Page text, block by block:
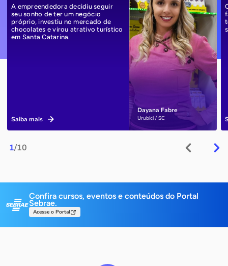
1/10
Dayana Fabre
Urubici / SC
A empreendedora decidiu seguir
seu sonho de ter um negócio
próprio, investiu no mercado de
chocolates e virou atrativo turístico
em Santa Catarina.
Saiba mais
Confira cursos, eventos e conteúdos do Portal
Sebrae.
Acesse o Portal